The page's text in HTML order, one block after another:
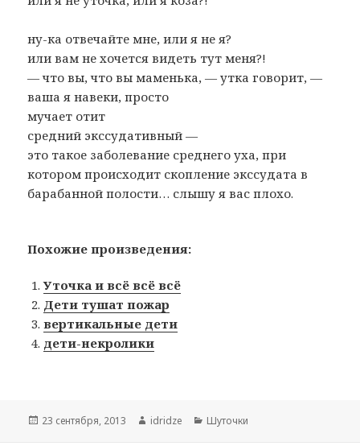
ну-ка отвечайте мне, или я не я?
или вам не хочется видеть тут меня?!
— что вы, что вы маменька, — утка говорит, —
ваша я навеки, просто
мучает отит
средний экссудативный —
это такое заболевание среднего уха, при
котором происходит скопление экссудата в
барабанной полости… слышу я вас плохо.
Похожие произведения:
Уточка и всё всё всё
Дети тушат пожар
вертикальные дети
дети-некролики
Опубликовано
23 сентября, 2013 Автор
idridze Рубрики
Шуточки